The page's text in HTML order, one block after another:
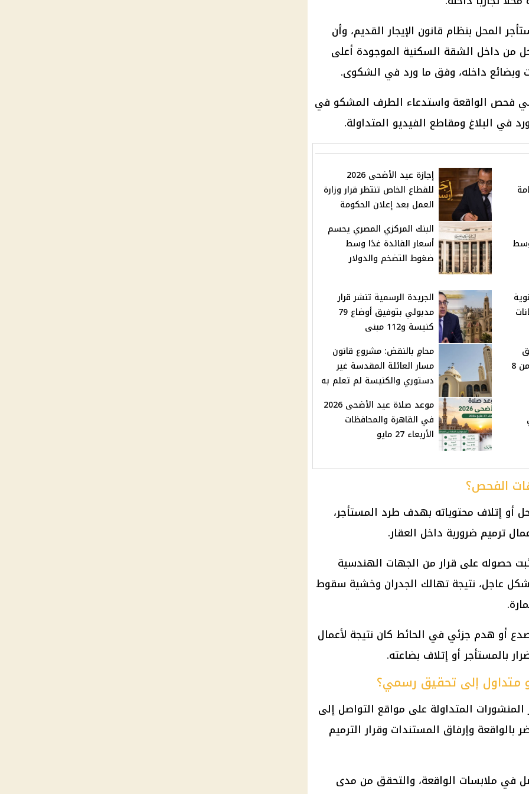
المحل بنظام قانون الإيجار القديم، وأن
من داخل الشقة السكنية الموجودة أعلى
وبضائع داخله، وفق ما ورد في الشكوى.
في فحص الواقعة واستدعاء الطرف المشكو في
في البلاغ ومقاطع الفيديو المتداولة.
إجازة عيد الأضحى 2026
للقطاع الخاص تنتظر قرار وزارة
العمل بعد إعلان الحكومة
البنك المركزي المصري يحسم
أسعار الفائدة غدًا وسط
ضغوط التضخم والدولار
الجريدة الرسمية تنشر قرار
مدبولي بتوفيق أوضاع 79
كنيسة و112 مبنى
في بيلا بكفر الشيخ غدًا من 8
محامٍ بالنقض: مشروع قانون
مسار العائلة المقدسة غير
دستوري والكنيسة لم تعلم به
موعد صلاة عيد الأضحى 2026
في القاهرة والمحافظات
الأربعاء 27 مايو
الفحص؟
أو إتلاف محتوياته بهدف طرد المستأجر،
ترميم ضرورية داخل العقار.
حصوله على قرارمن الجهات الهندسية
بشكل عاجل، نتيجة تهالك الجدران وخشية سقوط
أو هدم جزئي في الحائط كان نتيجة لأعمال
بالمستأجر أو إتلاف بضاعته.
متداول إلى تحقيق رسمي؟
المتداولة على مواقع التواصل إلى
وإرفاق المستندات وقرار الترميم
في ملابسات الواقعة، والتحقق من مدى